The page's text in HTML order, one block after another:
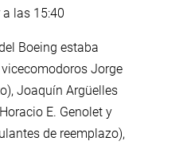
las 15:40
Boeing estaba
Jorge
Joaquín Argüelles
E. Genolet y
de reemplazo),